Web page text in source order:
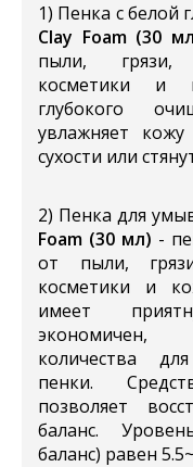
1) Пенка с белой
Clay Foam (30
пыли, грязи,
косметики и
глубокого
увлажняет
сухости или
2) Пенка для
Foam (30 мл) -
от пыли,
косметики и
имеет
экономичен,
количества
пенки.
позволяет
баланс.
баланс) равен